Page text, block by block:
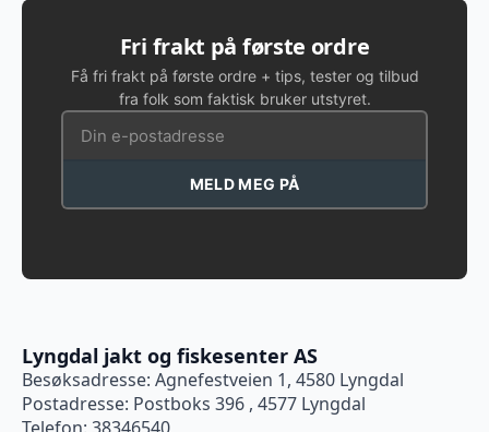
Alternativene
produktsiden
kan
velges
på
produktsiden
Fri frakt på første ordre
Få fri frakt på første ordre + tips, tester og tilbud
fra folk som faktisk bruker utstyret.
MELD MEG PÅ
Lyngdal jakt og fiskesenter AS
Besøksadresse: Agnefestveien 1, 4580 Lyngdal
Postadresse: Postboks 396 , 4577 Lyngdal